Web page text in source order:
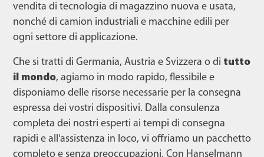
vendita di tecnologia di magazzino nuova e usata,
nonché di camion industriali e macchine edili per
ogni settore di applicazione.
Che si tratti di Germania, Austria e Svizzera o di tutto
il mondo, agiamo in modo rapido, flessibile e
disponiamo delle risorse necessarie per la consegna
espressa dei vostri dispositivi. Dalla consulenza
completa dei nostri esperti ai tempi di consegna
rapidi e all'assistenza in loco, vi offriamo un pacchetto
completo e senza preoccupazioni. Con Hanselmann